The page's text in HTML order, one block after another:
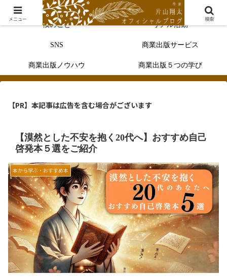
僕のこと リアル活動
SNS 商業出版サービス
商業出版ノウハウ 商業出版５つの学び
【PR】本記事は広告を含む場合がございます
【漠然とした不安を抱く20代へ】おすすめ自己
啓発本５選をご紹介
本から学ぶ・おすすめ本
メニュー 検索